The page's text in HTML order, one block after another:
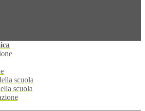
scuola
scuola